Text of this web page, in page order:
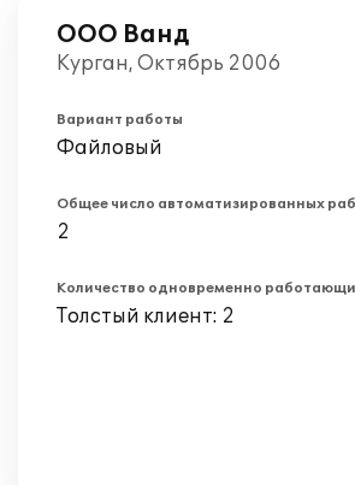
ООО Ванд
Курган, Октябрь 2006
Вариант работы
Файловый
Общее число автоматизированных
2
Количество одновременно
Толстый клиент: 2